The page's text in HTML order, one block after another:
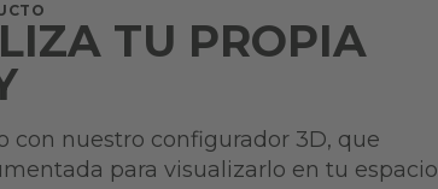
TU PROPIA
con nuestro configurador 3D, que
para visualizarlo en tu espacio